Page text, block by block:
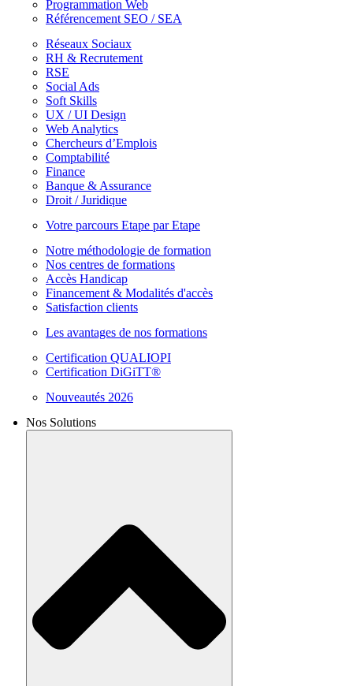
Programmation Web
Référencement SEO / SEA
Réseaux Sociaux
RH & Recrutement
RSE
Social Ads
Soft Skills
UX / UI Design
Web Analytics
Chercheurs d’Emplois
Comptabilité
Finance
Banque & Assurance
Droit / Juridique
Votre parcours Etape par Etape
Notre méthodologie de formation
Nos centres de formations
Accès Handicap
Financement & Modalités d'accès
Satisfaction clients
Les avantages de nos formations
Certification QUALIOPI
Certification DiGiTT®
Nouveautés 2026
Nos Solutions